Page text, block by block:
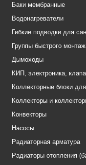
Баки мембранные
Водонагреватели
Гибкие подводки для
Группы быстрого
Дымоходы
КИП, электроника,
Коллекторные блоки
Коллекторы и
Конвекторы
Насосы
Радиаторная арматура
Радиаторы отопления